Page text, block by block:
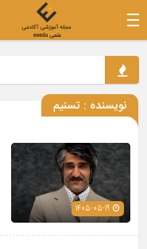
نویسنده : تسنیم